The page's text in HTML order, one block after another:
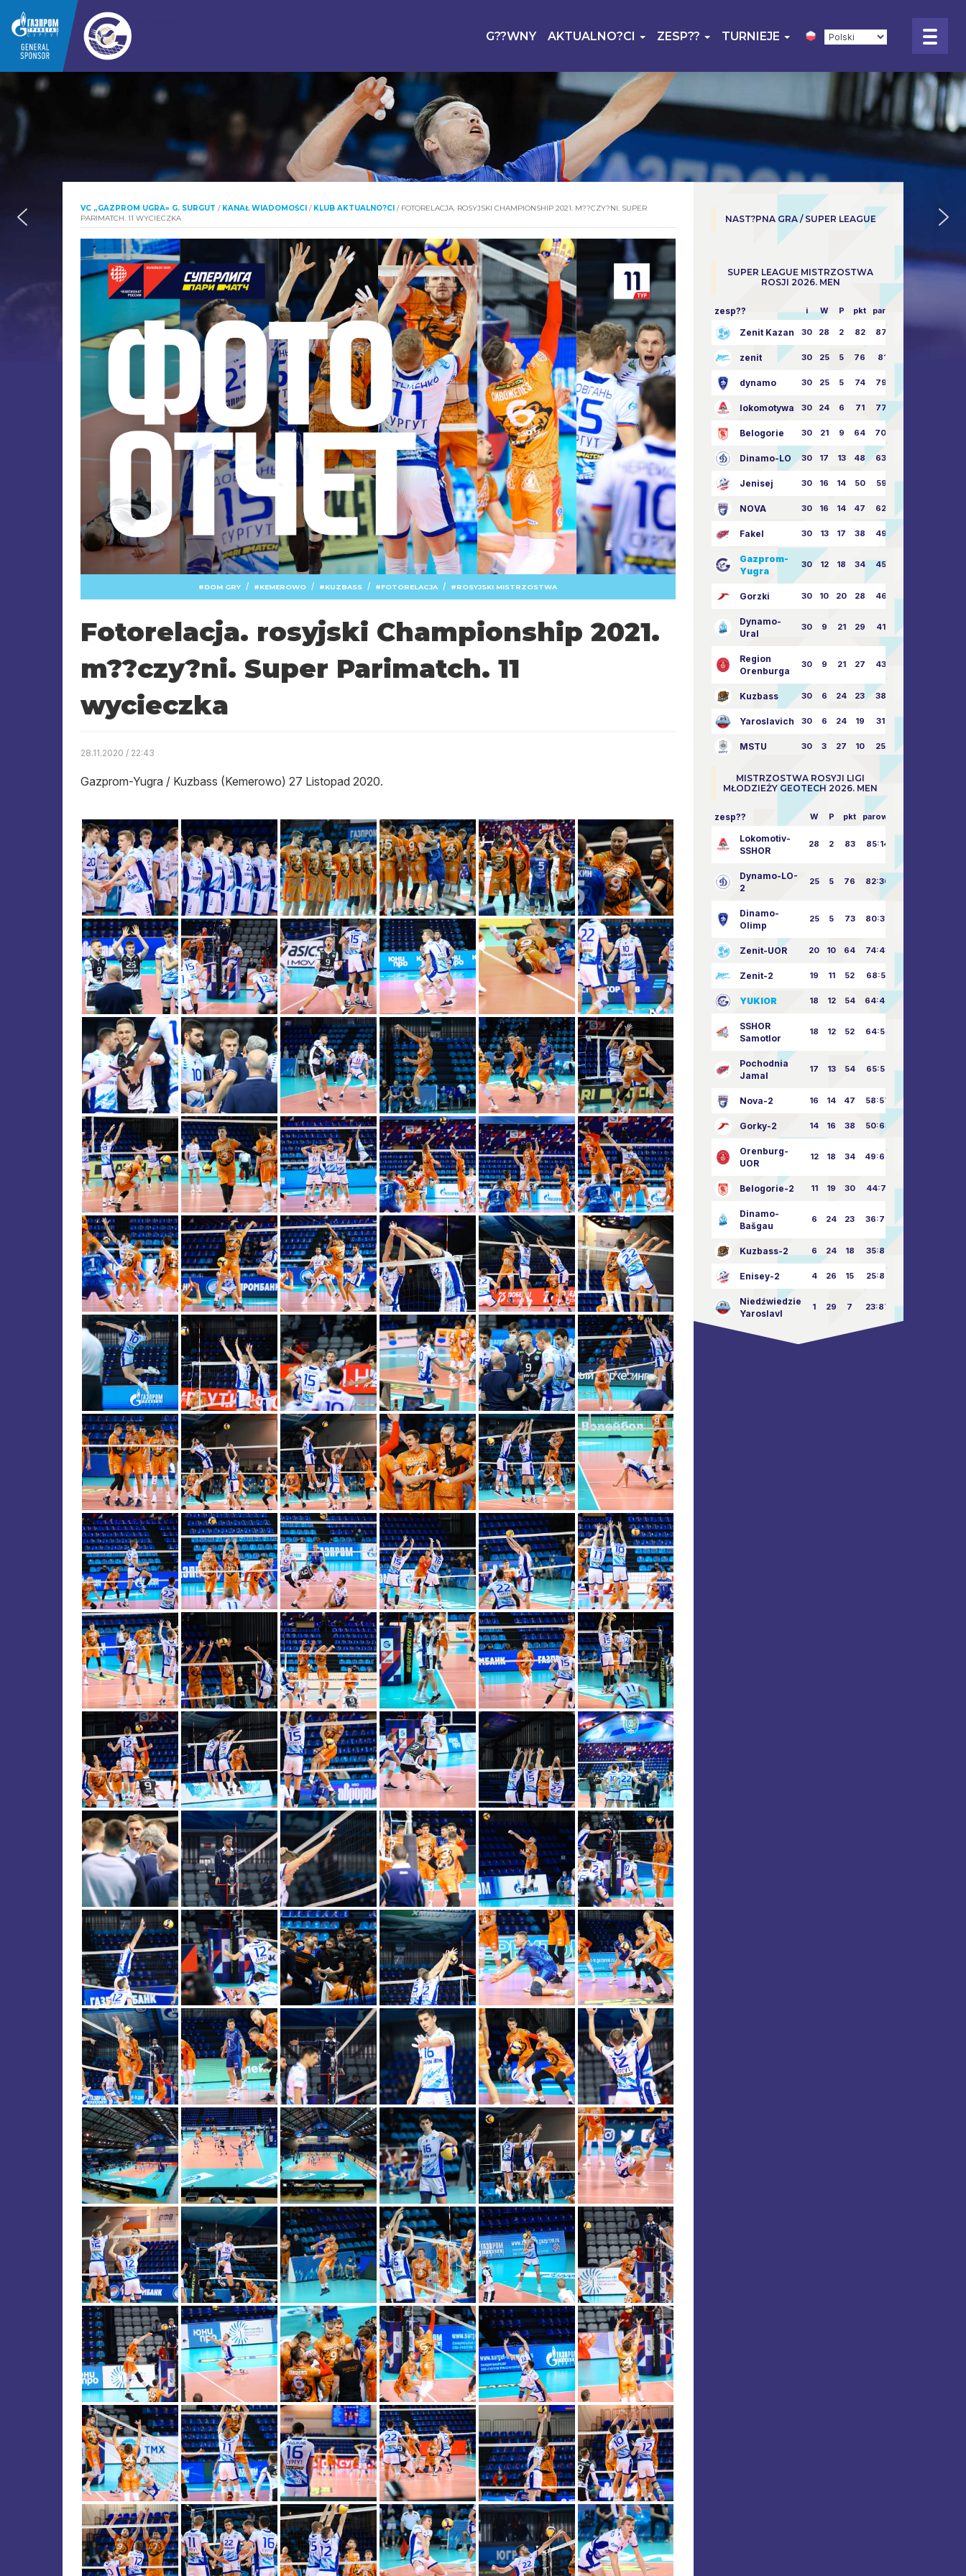
G??WNY AKTUALNO?CI ZESP?? TURNIEJE
VC „GAZPROM UGRA» G. SURGUT / KANAŁ WIADOMOŚCI / KLUB AKTUALNO?CI / FOTORELACJA. ROSYJSKI CHAMPIONSHIP 2021. M??CZY?NI. SUPER
PARIMATCH. 11 WYCIECZKA
DOM GRY / KEMEROWO / KUZBASS / FOTORELACJA / ROSYJSKI MISTRZOSTWA
Fotorelacja. rosyjski Championship 2021.
m??czy?ni. Super Parimatch. 11
wycieczka
28.11.2020 / 22:43
Gazprom-Yugra / Kuzbass (Kemerowo) 27 Listopad 2020.
NAST?PNA GRA / SUPER LEAGUE
SUPER LEAGUE MISTRZOSTWA
ROSJI 2026. MEN
zesp?? i W P pkt parowy
Zenit Kazan 30 28 2 82 87:24
zenit 30 25 5 76 81:21
dynamo 30 25 5 74 79:26
lokomotywa 30 24 6 71 77:33
Belogorie 30 21 9 64 70:40
Dinamo-LO 30 17 13 48 63:57
Jenisej 30 16 14 50 59:53
NOVA 30 16 14 47 62:58
Fakel 30 13 17 38 49:62
Gazprom-
Yugra
30 12 18 34 45:63
Gorzki 30 10 20 28 46:73
Dynamo-
Ural
30 9 21 29 41:70
Region
Orenburga
30 9 21 27 43:73
Kuzbass 30 6 24 23 38:76
Yaroslavich 30 6 24 19 31:80
MSTU 30 3 27 10 25:87
MISTRZOSTWA ROSYJI LIGI
MŁODZIEŻY GEOTECH 2026. MEN
zesp?? W P pkt parowy
Lokomotiv-
SSHOR
28 2 83 85:14
Dynamo-LO-
2
25 5 76 82:30
Dinamo-
Olimp
25 5 73 80:32
Zenit-UOR 20 10 64 74:43
Zenit-2 19 11 52 68:51
YUKIOR 18 12 54 64:46
SSHOR
Samotlor
18 12 52 64:50
Pochodnia
Jamal
17 13 54 65:52
Nova-2 16 14 47 58:57
Gorky-2 14 16 38 50:63
Orenburg-
UOR
12 18 34 49:67
Belogorie-2 11 19 30 44:71
Dinamo-
Bašgau
6 24 23 36:75
Kuzbass-2 6 24 18 35:82
Enisey-2 4 26 15 25:82
Niedźwiedzie
Yaroslavl
1 29 7 23:87